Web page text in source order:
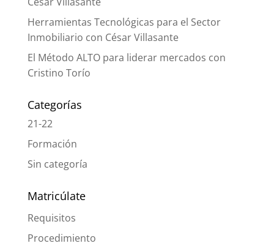
Herramientas Tecnológicas para el Sector
Inmobiliario con César Villasante
El Método ALTO para liderar mercados con
Cristino Torío
Categorías
21-22
Formación
Sin categoría
Matricúlate
Requisitos
Procedimiento